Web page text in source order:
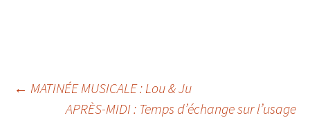
Navigation
← MATINÉE MUSICALE : Lou & Ju
APRÈS-MIDI : Temps d’échange sur l’usage